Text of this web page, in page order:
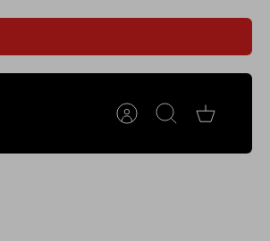
Cuenta Buscar Carrito